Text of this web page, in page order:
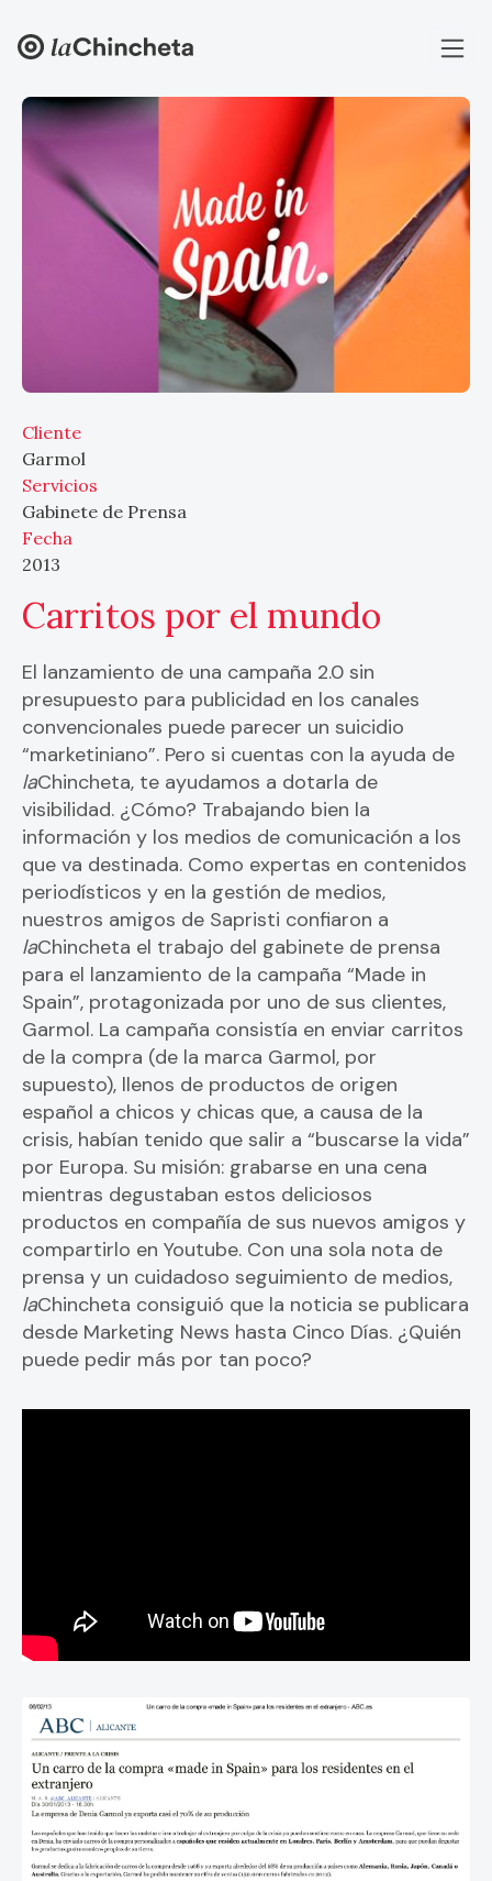
Cliente
Garmol
Servicios
Gabinete de Prensa
Fecha
2013
Carritos por el mundo
El lanzamiento de una campaña 2.0 sin
presupuesto para publicidad en los canales
convencionales puede parecer un suicidio
“marketiniano”. Pero si cuentas con la ayuda de
laChincheta, te ayudamos a dotarla de
visibilidad. ¿Cómo? Trabajando bien la
información y los medios de comunicación a los
que va destinada. Como expertas en contenidos
periodísticos y en la gestión de medios,
nuestros amigos de Sapristi confiaron a
laChincheta el trabajo del gabinete de prensa
para el lanzamiento de la campaña “Made in
Spain”, protagonizada por uno de sus clientes,
Garmol. La campaña consistía en enviar carritos
de la compra (de la marca Garmol, por
supuesto), llenos de productos de origen
español a chicos y chicas que, a causa de la
crisis, habían tenido que salir a “buscarse la vida”
por Europa. Su misión: grabarse en una cena
mientras degustaban estos deliciosos
productos en compañía de sus nuevos amigos y
compartirlo en Youtube. Con una sola nota de
prensa y un cuidadoso seguimiento de medios,
laChincheta consiguió que la noticia se publicara
desde Marketing News hasta Cinco Días. ¿Quién
puede pedir más por tan poco?